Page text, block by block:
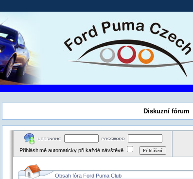
Diskuzní fórum
Přihlásit mě automaticky při každé návštěvě
Obsah fóra Ford Puma Club